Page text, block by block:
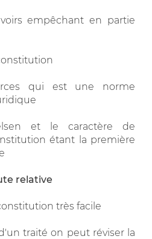
empêchant en partie
qui est une norme
et le caractère de
étant la première
relative
très facile
traité on peut réviser la